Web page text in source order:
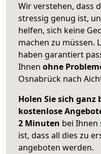
Wir verstehen, dass
stressig genug ist,
helfen, sich keine
machen zu müssen.
haben garantiert
Ihnen ohne
Osnabrück nach
Holen Sie sich
kostenlose
2 Minuten bei Ihnen
ist, dass all dies zu
angeboten werden.